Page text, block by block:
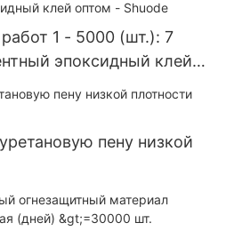
1 - 5000 (шт.): 7
эпоксидный клей
пену низкой